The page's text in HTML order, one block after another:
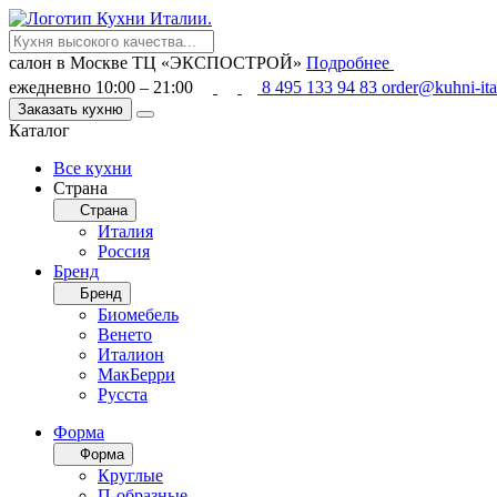
салон в Москве ТЦ «ЭКСПОСТРОЙ» Подробнее
ежедневно 10:00 – 21:00
8 495 133 94 83 order@kuhni-
Заказать кухню
Каталог
Все кухни
Страна
Страна
Италия
Россия
Бренд
Бренд
Биомебель
Венето
Италион
МакБерри
Русста
Форма
Форма
Круглые